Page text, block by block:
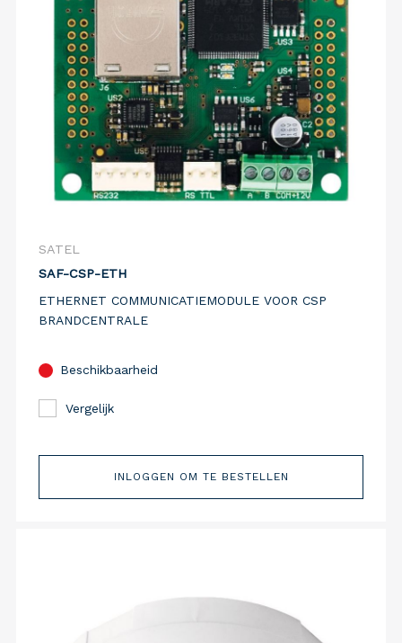
SATEL
SAF-CSP-ETH
ETHERNET COMMUNICATIEMODULE VOOR CSP
BRANDCENTRALE
Beschikbaarheid
Vergelijk
INLOGGEN OM TE BESTELLEN